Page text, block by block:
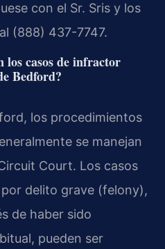
con el Sr. Sris y los
(888) 437-7747.
los casos de infractor
Bedford?
los procedimientos
se manejan
Court. Los casos
delito grave (felony),
de haber sido
pueden ser